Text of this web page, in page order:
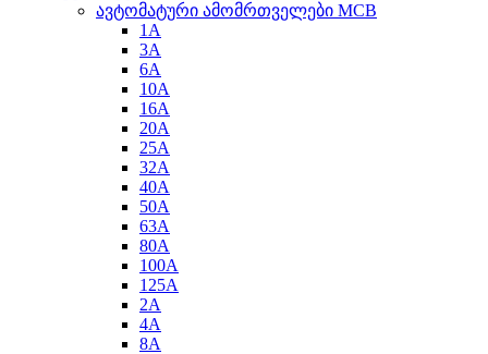
ავტომატური ამომრთველები MCB
1A
3A
6A
10A
16A
20A
25А
32A
40A
50A
63A
80A
100A
125A
2A
4A
8A